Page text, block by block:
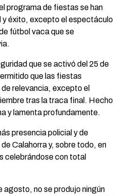
programa de fiestas se han
y éxito, excepto el espectáculo
fútbol vaca que se
que se activó del 25 de
que las fiestas
relevancia, excepto el
tras la traca final. Hecho
y lamenta profundamente.
presencia policial y de
Calahorra y, sobre todo, en
celebrándose con total
agosto, no se produjo ningún